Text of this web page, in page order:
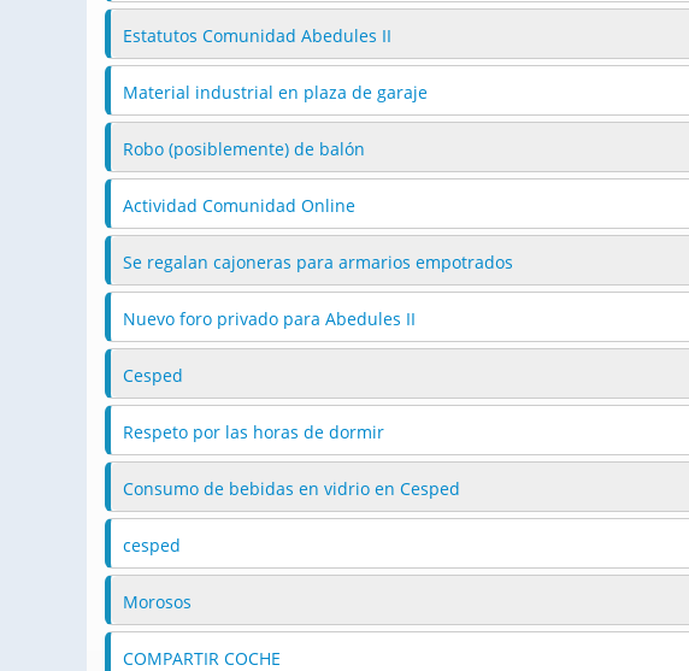
Estatutos Comunidad Abedules II
Material industrial en plaza de garaje
Robo (posiblemente) de balón
Actividad Comunidad Online
Se regalan cajoneras para armarios empotrados
Nuevo foro privado para Abedules II
Cesped
Respeto por las horas de dormir
Consumo de bebidas en vidrio en Cesped
cesped
Morosos
COMPARTIR COCHE